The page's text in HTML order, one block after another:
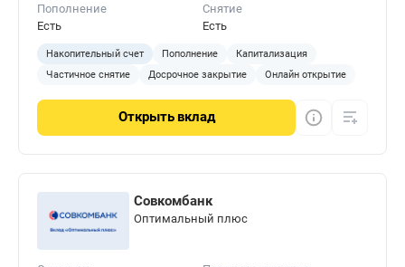
Пополнение
Есть
Снятие
Есть
Накопительный счет Пополнение
Капитализация
Частичное снятие
Досрочное закрытие Онлайн открытие
Открыть вклад
Совкомбанк
Оптимальный плюс